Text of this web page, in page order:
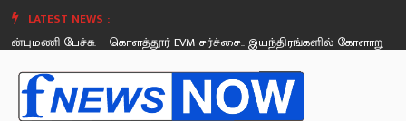
LATEST NEWS :
பேச்சு.
கொளத்தூர் EVM சர்ச்சை.. இயந்திரங்களில் கோளாறு
Saturday, August 26